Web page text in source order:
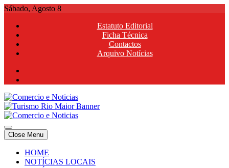
Skip
content
Sábado, Agosto 8
Estatuto Editorial
Ficha Técnica
Contactos
Arquivo Notícias
Comercio e Noticias
Notícias e Publicidade Online
Comercio e Noticias
Notícias e Publicidade Online
Close Menu
HOME
NOTÍCIAS LOCAIS